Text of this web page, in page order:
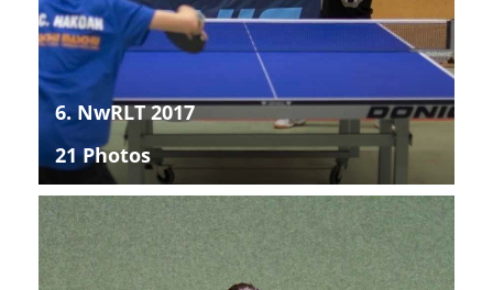
6. NwRLT 2017
21 Photos